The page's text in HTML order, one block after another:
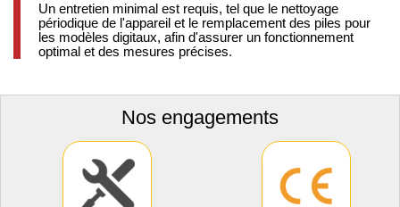
Un entretien minimal est requis, tel que le nettoyage
périodique de l'appareil et le remplacement des piles pour
les modèles digitaux, afin d'assurer un fonctionnement
optimal et des mesures précises.
Nos engagements